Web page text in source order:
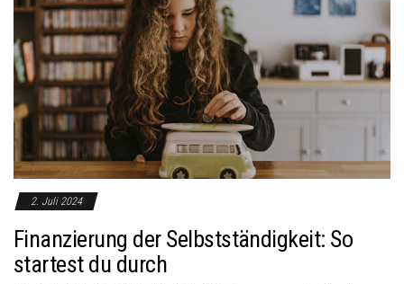
2. Juli 2024
Finanzierung der Selbstständigkeit: So
startest du durch